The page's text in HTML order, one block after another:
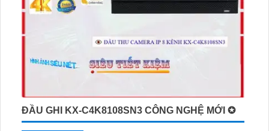
ĐẦU GHI KX-C4K8108SN3 CÔNG NGHỆ MỚI ✪